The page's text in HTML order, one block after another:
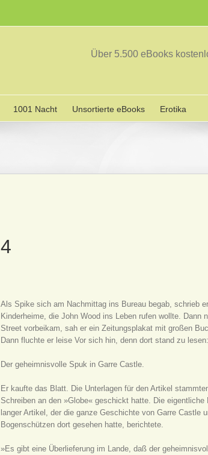
Über 5.500 eBooks
1001 Nacht Unsortierte eBooks Erotika
4
Als Spike sich am Nachmittag ins Bureau begab, schrieb
Kinderheime, die John Wood ins Leben rufen wollte.
Street vorbeikam, sah er ein Zeitungsplakat mit großen
Dann fluchte er leise Vor sich hin, denn dort stand zu lesen:
Der geheimnisvolle Spuk in Garre Castle.
Er kaufte das Blatt. Die Unterlagen für den Artikel
Schreiben an den »Globe« geschickt hatte. Die
langer Artikel, der die ganze Geschichte von Garre Castle
Bogenschützen dort gesehen hatte, berichtete.
»Es gibt eine Überlieferung im Lande, daß der